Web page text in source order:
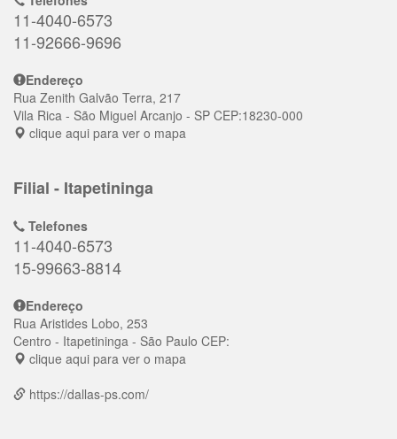
11-4040-6573
11-92666-9696
Endereço
Rua Zenith Galvão Terra, 217
Vila Rica - São Miguel Arcanjo - SP CEP:18230-000
clique aqui para ver o mapa
Filial - Itapetininga
Telefones
11-4040-6573
15-99663-8814
Endereço
Rua Aristides Lobo, 253
Centro - Itapetininga - São Paulo CEP:
clique aqui para ver o mapa
https://dallas-ps.com/